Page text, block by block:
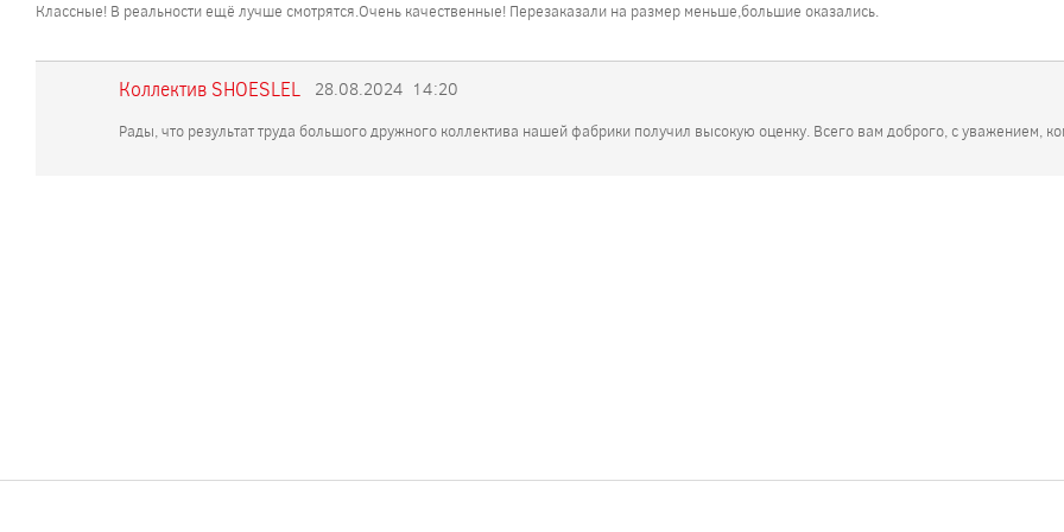
Классные! В реальности ещё лучше смотрятся.Очень качественные! Перезаказали на размер меньше,большие оказались.
Коллектив SHOESLEL 28.08.2024 14:20
Рады, что результат труда большого дружного коллектива нашей фабрики получил высокую оценку. Всего вам доброго, с уважением,